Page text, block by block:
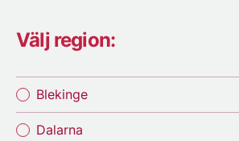
Välj region:
Blekinge
Dalarna